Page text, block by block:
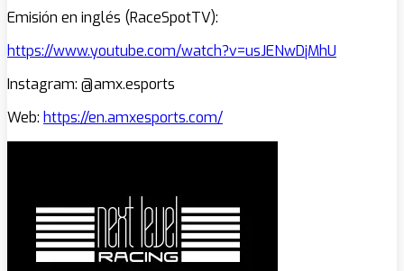
Emisión en inglés (RaceSpotTV):
https://www.youtube.com/watch?v=usJENwDjMhU
Instagram: @amx.esports
Web: https://en.amxesports.com/